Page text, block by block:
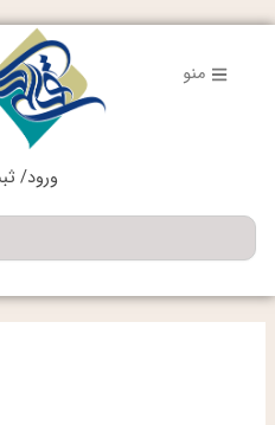
رفتن
منو
ورود/
جستجو